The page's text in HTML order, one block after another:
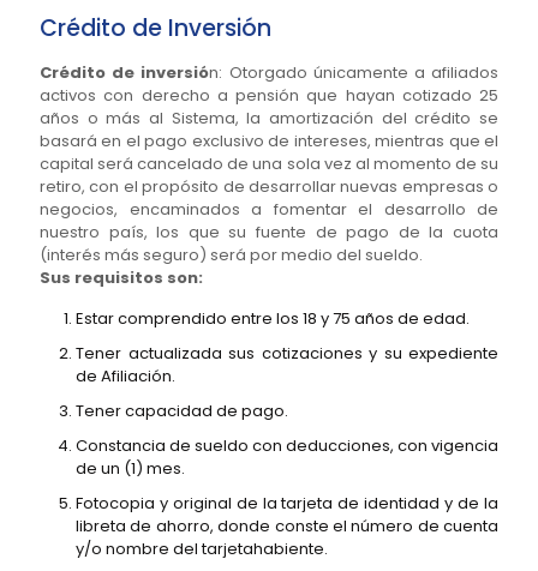
Crédito de Inversión
Crédito de inversión: Otorgado únicamente a afiliados
activos con derecho a pensión que hayan cotizado 25
años o más al Sistema, la amortización del crédito se
basará en el pago exclusivo de intereses, mientras que el
capital será cancelado de una sola vez al momento de su
retiro, con el propósito de desarrollar nuevas empresas o
negocios, encaminados a fomentar el desarrollo de
nuestro país, los que su fuente de pago de la cuota
(interés más seguro) será por medio del sueldo.
Sus requisitos son:
Estar comprendido entre los 18 y 75 años de edad.
Tener actualizada sus cotizaciones y su expediente
de Afiliación.
Tener capacidad de pago.
Constancia de sueldo con deducciones, con vigencia
de un (1) mes.
Fotocopia y original de la tarjeta de identidad y de la
libreta de ahorro, donde conste el número de cuenta
y/o nombre del tarjetahabiente.